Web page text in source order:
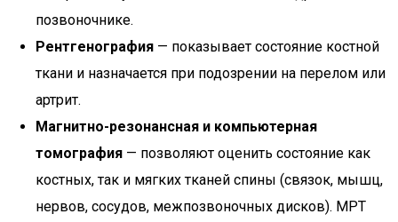
позвоночнике.
Рентгенография — показывает состояние костной
ткани и назначается при подозрении на перелом или
артрит.
Магнитно-резонансная и компьютерная
томография — позволяют оценить состояние как
костных, так и мягких тканей спины (связок, мышц,
нервов, сосудов, межпозвоночных дисков). МРТ